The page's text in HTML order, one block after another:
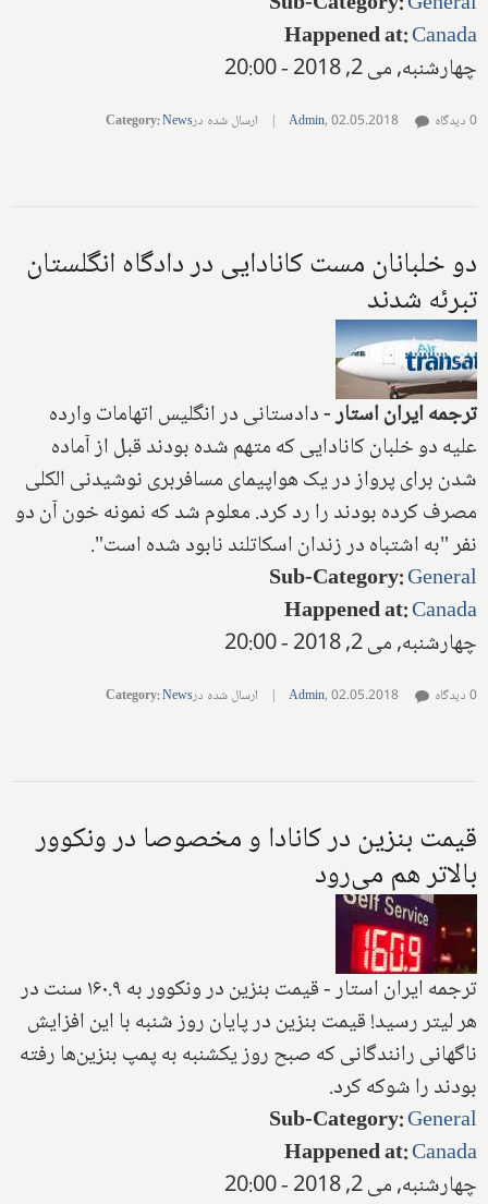
Happened at:Canada
چهارشنبه, می 2, 2018 - 20:00
Admin,02.05.2018
| ارسال شده در Category:News 0 دیدگاه
دو خلبانان مست کانادایی در دادگاه انگلستان
تبرئه شدند
ترجمه ایران استار-دادستانی در انگلیس اتهامات وارده
علیه دو خلبان کانادایی که متهم شده بودند قبل از‌ آماده
شدن برای پرواز در یک هواپیمای مسافربری نوشیدنی الکلی
مصرف کرده بودند را رد کرد. معلوم شد که نمونه خون آن دو
نفر "به اشتباه در زندان اسکاتلند نابود شده است".
Sub-Category:General
Happened at:Canada
چهارشنبه, می 2, 2018 - 20:00
Admin,02.05.2018
| ارسال شده در Category:News 0 دیدگاه
قیمت بنزین در کانادا و مخصوصا در ونکوور
بالاتر هم می‌رود
ترجمه ایران استار - قیمت بنزین در ونکوور به ۱۶۰.۹ سنت در
هر لیتر رسید! قیمت بنزین در پایان روز شنبه با این افزایش
ناگهانی رانندگانی که صبح روز یکشنبه به پمپ بنزین‌ها رفته
بودند را شوکه کرد.
Sub-Category:General
Happened at:Canada
چهارشنبه, می 2, 2018 - 20:00